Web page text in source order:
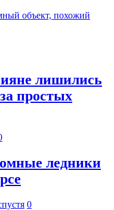
объект, похожий
лишились
простых
ледники
0